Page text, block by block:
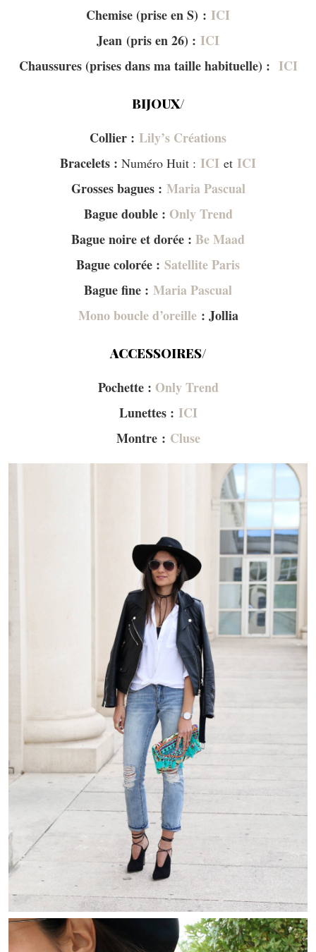
Chemise (prise en S) : ICI
Jean (pris en 26) : ICI
Chaussures (prises dans ma taille habituelle) : ICI
BIJOUX/
Collier : Lily’s Créations
Bracelets : Numéro Huit : ICI et ICI
Grosses bagues : Maria Pascual
Bague double : Only Trend
Bague noire et dorée : Be Maad
Bague colorée : Satellite Paris
Bague fine : Maria Pascual
Mono boucle d’oreille: Jollia
ACCESSOIRES/
Pochette : Only Trend
Lunettes : ICI
Montre : Cluse